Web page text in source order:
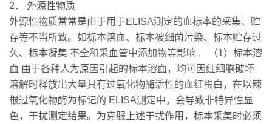
2． 外源性物质
外源性物质常常是由于用于ELISA测定的血标本的采集、贮
存等不当所致。如标本溶血、标本被细菌污染、标本贮存过
久、标本凝集 不全和采血管中添加物等影响。 （1）标本溶
血 由于各种人为原因引起的标本溶血，均可因红细胞破坏
溶解时释放出大量具有过氧化物酶活性的血红蛋白，在以辣
根过氧化物酶为标记的 ELISA测定中，会导致非特异性显
色，干扰测定结果。为克服上述干扰作用，标本采集时必须